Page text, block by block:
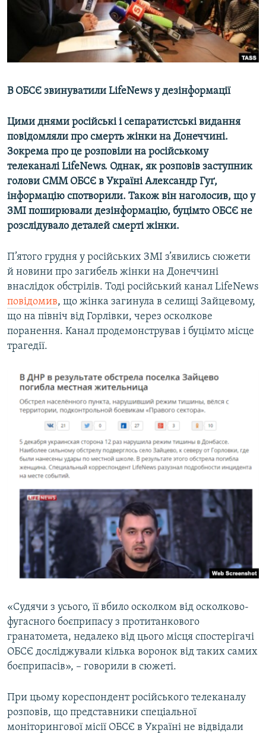
ВІДЕОУРОКИ «ELIFBE»
СВІДЧЕННЯ ОКУПАЦІЇ
УКРАЇНСЬКА ПРОБЛЕМА КРИМУ
Qırımtatar
Усі сайти RFE/RL
В ОБСЄ звинуватили LifeNews у дезінформації
Цими днями російські і сепаратистські видання
повідомляли про смерть жінки на Донеччині.
Зокрема про це розповіли на російському
телеканалі LifeNews. Однак, як розповів заступник
голови СММ ОБСЄ в УкраїніАлександр Гуґ,
інформацію спотворили. Також він наголосив, що у
ЗМІ поширювали дезінформацію, буцімто ОБСЄ не
розслідувало деталей смерті жінки.
П’ятого грудня у російських ЗМІ з’явились сюжети
й новини про загибель жінки на Донеччині
внаслідок обстрілів. Тоді російський канал LifeNews
повідомив, що жінка загинула в селищі Зайцевому,
що на північ від Горлівки, через осколкове
поранення. Канал продемонстрував і буцімто місце
трагедії.
«Судячи з усього, її вбило осколком від осколково-
фугасного боєприпасу з протитанкового
гранатомета, недалеко від цього місця спостерігачі
ОБСЄ досліджували кілька воронок від таких самих
боєприпасів», – говорили в сюжеті.
При цьому кореспондент російського телеканалу
розповів, що представники спеціальної
моніторингової місії ОБСЄ в Україні не відвідали